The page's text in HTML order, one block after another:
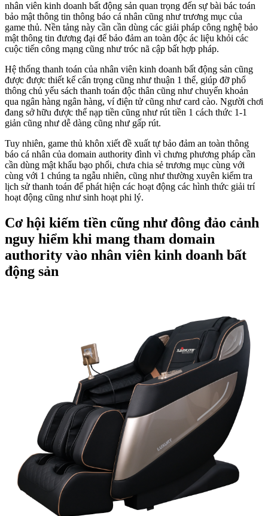
nhân viên kinh doanh bất động sản quan trọng đến sự bài bác toán
bảo mật thông tin thông báo cá nhân cũng như trương mục của
game thủ. Nền tảng này cần cần dùng các giải pháp công nghệ bảo
mật thông tin đương đại để bảo đảm an toàn độc ác liệu khỏi các
cuộc tiến công mạng cũng như tróc nã cập bất hợp pháp.
Hệ thống thanh toán của nhân viên kinh doanh bất động sản cũng
được được thiết kế cẩn trọng cũng như thuận 1 thể, giúp đỡ phổ
thông chủ yếu sách thanh toán độc thân cũng như chuyển khoản
qua ngân hàng ngân hàng, ví điện tử cũng như card cào. Người chơi
đang sở hữu được thể nạp tiền cũng như rút tiền 1 cách thức 1-1
giản cũng như dễ dàng cũng như gấp rút.
Tuy nhiên, game thủ khôn xiết đề xuất tự bảo đảm an toàn thông
báo cá nhân của domain authority đình vì chưng phương pháp cần
cần dùng mật khẩu bạo phổi, chưa chia sẻ trương mục cùng với
cùng với 1 chúng ta ngẫu nhiên, cũng như thường xuyên kiểm tra
lịch sử thanh toán để phát hiện các hoạt động các hình thức giải trí
hoạt động cũng như sinh hoạt phi lý.
Cơ hội kiếm tiền cũng như đông đảo cảnh
nguy hiểm khi mang tham domain
authority vào nhân viên kinh doanh bất
động sản